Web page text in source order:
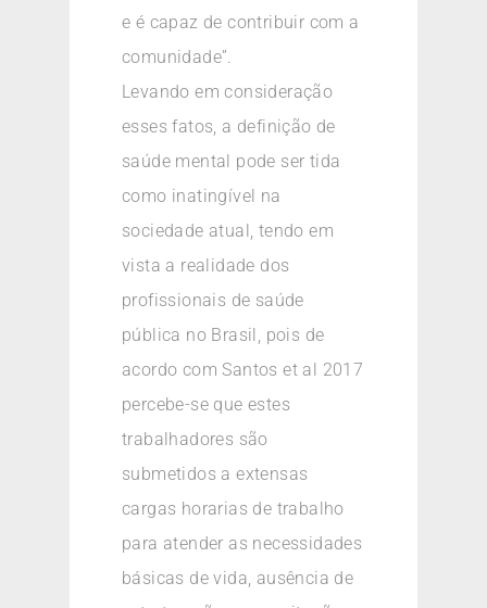
e é capaz de contribuir com a
comunidade”.
Levando em consideração
esses fatos, a definição de
saúde mental pode ser tida
como inatingível na
sociedade atual, tendo em
vista a realidade dos
profissionais de saúde
pública no Brasil, pois de
acordo com Santos et al 2017
percebe-se que estes
trabalhadores são
submetidos a extensas
cargas horarias de trabalho
para atender as necessidades
básicas de vida, ausência de